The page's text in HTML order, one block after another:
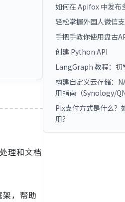
理和文档
，帮助
如何在 Apifox 中发布
轻松掌握外国人微信
手把手教你使用盘古
创建 Python API
LangGraph 教程：初
构建自定义云存储：
用指南（Synology/
Pix支付方式是什么？
用？